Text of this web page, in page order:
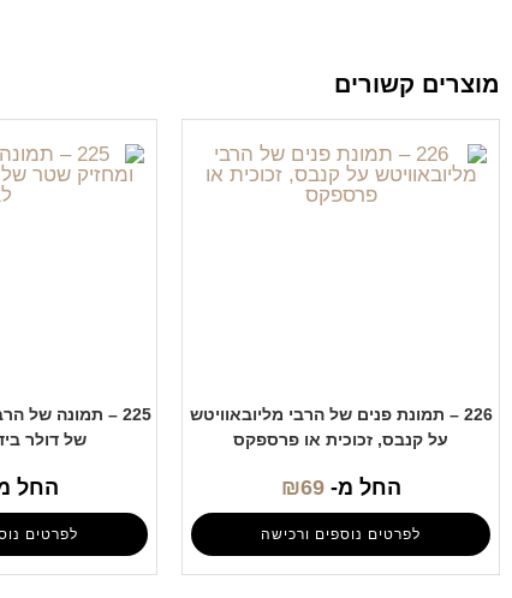
מוצרים קשורים
226 – תמונת פנים של הרבי מליובאוויטש
על קנבס, זכוכית או פרספקס
החל מ- ₪69
לפרטים נוספים ורכישה
225 – תמונה של
של דולר
החל
לפרטים